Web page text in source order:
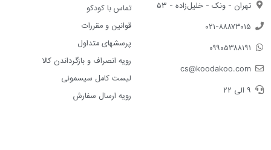
تهران - ونک - خلیل‌زاده - ۵۳
۰۲۱-۸۸۸۷۳۰۱۵
۰۹۹۰۵۳۸۸۱۹۱
cs@koodakoo.com
۹ الی ۲۲
تماس با کودکو
قوانین و مقررات
پرسشهای متداول
رویه انصراف و بازگرداندن کالا
لیست کامل سیسمونی
رویه ارسال سفارش